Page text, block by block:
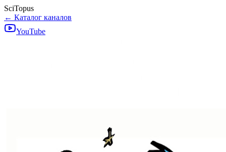
SciTopus
← Каталог каналов
YouTube